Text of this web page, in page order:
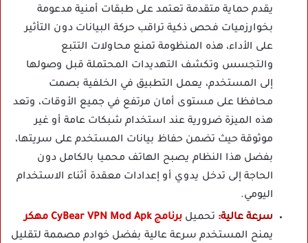
يقدم حماية متقدمة تعتمد على طبقات أمنية مدعومة
بخوارزميات فحص ذكية تراقب حركة البيانات دون التأثير
على الأداء، هذه المنظومة تمنع محاولات التتبع
والتجسس وتكشف التهديدات المحتملة قبل وصولها
إلى المستخدم، يعمل التطبيق في الخلفية بصمت
محافظا على مستوى أمان مرتفع في جميع الأوقات، وتعد
هذه الميزة ضرورية عند استخدام شبكات عامة أو غير
موثوقة حيث تضمن حفاظ بيانات المستخدم على سريتها،
بفضل هذا النظام يصبح الهاتف محميا بالكامل دون
الحاجة إلى تدخل يدوي أو إعدادات معقدة أثناء الاستخدام
اليومي.
سرعة عالية: تحميل برنامج CyBear VPN Mod Apk مهكر
يمنح المستخدم سرعة عالية بفضل خوادم مصممة لتقليل